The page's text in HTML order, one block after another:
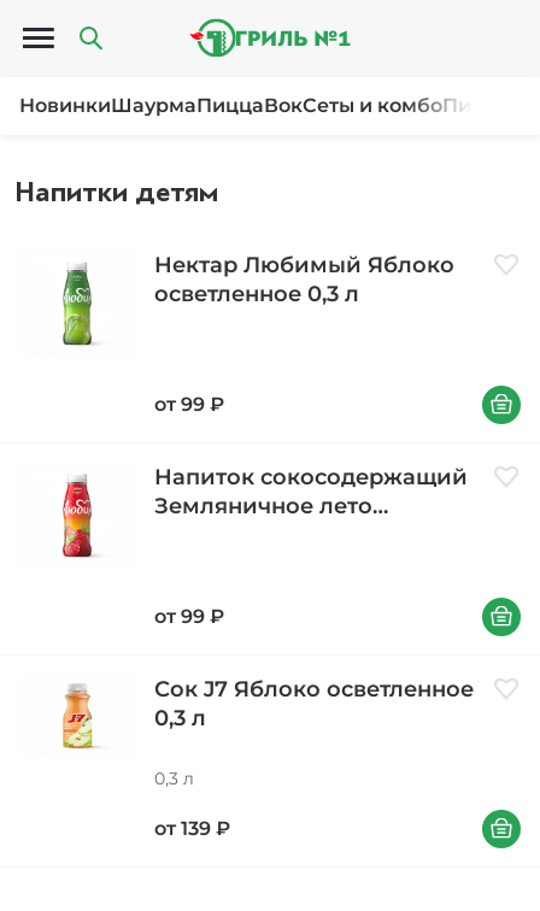
Открыть меню
НовинкиШаурмаПиццаВокСеты и комбоПироги
Напитки детям
Нектар Любимый Яблоко
осветленное 0,3 л
от 99 ₽ В
Напиток сокосодержащий
Земляничное лето
от 99 ₽ В
Сок J7 Яблоко осветленное
0,3 л
0,3 л
от 139 ₽ В